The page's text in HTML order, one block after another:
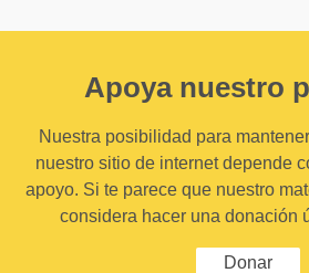
Apoya nuestro
Nuestra posibilidad para
nuestro sitio de internet depende
apoyo. Si te parece que nuestro
considera hacer una donación
Donar